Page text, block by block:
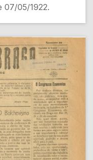
07/05/1922.